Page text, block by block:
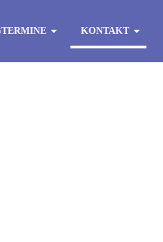
KONTAKT